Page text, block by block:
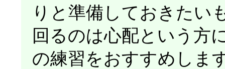
りと準備しておきたい
回るのは心配という方
の練習をおすすめしま